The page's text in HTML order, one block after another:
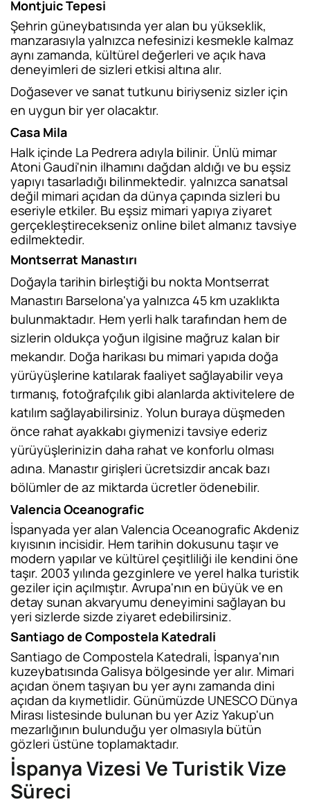
Montjuic Tepesi
Şehrin güneybatısında yer alan bu yükseklik,
manzarasıyla yalnızca nefesinizi kesmekle kalmaz
aynı zamanda, kültürel değerleri ve açık hava
deneyimleri de sizleri etkisi altına alır.
Doğasever ve sanat tutkunu biriyseniz sizler için
en uygun bir yer olacaktır.
Casa Mila
Halk içinde La Pedrera adıyla bilinir. Ünlü mimar
Atoni Gaudi'nin ilhamını dağdan aldığı ve bu eşsiz
yapıyı tasarladığı bilinmektedir. yalnızca sanatsal
değil mimari açıdan da dünya çapında sizleri bu
eseriyle etkiler. Bu eşsiz mimari yapıya ziyaret
gerçekleştirecekseniz online bilet almanız tavsiye
edilmektedir.
Montserrat Manastırı
Doğayla tarihin birleştiği bu nokta Montserrat
Manastırı Barselona'ya yalnızca 45 km uzaklıkta
bulunmaktadır. Hem yerli halk tarafından hem de
sizlerin oldukça yoğun ilgisine mağruz kalan bir
mekandır. Doğa harikası bu mimari yapıda doğa
yürüyüşlerine katılarak faaliyet sağlayabilir veya
tırmanış, fotoğrafçılık gibi alanlarda aktivitelere de
katılım sağlayabilirsiniz. Yolun buraya düşmeden
önce rahat ayakkabı giymenizi tavsiye ederiz
yürüyüşlerinizin daha rahat ve konforlu olması
adına. Manastır girişleri ücretsizdir ancak bazı
bölümler de az miktarda ücretler ödenebilir.
Valencia Oceanografic
İspanyada yer alan Valencia Oceanografic Akdeniz
kıyısının incisidir. Hem tarihin dokusunu taşır ve
modern yapılar ve kültürel çeşitliliği ile kendini öne
taşır. 2003 yılında gezginlere ve yerel halka turistik
geziler için açılmıştır. Avrupa'nın en büyük ve en
detay sunan akvaryumu deneyimini sağlayan bu
yeri sizlerde sizde ziyaret edebilirsiniz.
Santiago de Compostela Katedrali
Santiago de Compostela Katedrali, İspanya'nın
kuzeybatısında Galisya bölgesinde yer alır. Mimari
açıdan önem taşıyan bu yer aynı zamanda dini
açıdan da kıymetlidir. Günümüzde UNESCO Dünya
Mirası listesinde bulunan bu yer Aziz Yakup'un
mezarlığının bulunduğu yer olmasıyla bütün
gözleri üstüne toplamaktadır.
İspanya Vizesi Ve Turistik Vize
Süreci